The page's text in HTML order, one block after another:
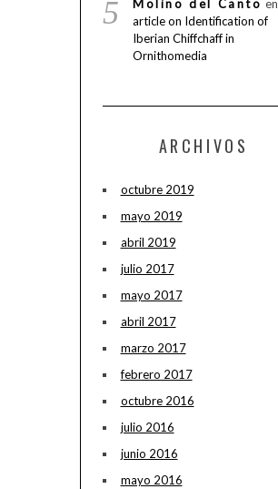
Molino del Canto en
article on Identification of
Iberian Chiffchaff in
Ornithomedia
ARCHIVOS
octubre 2019
mayo 2019
abril 2019
julio 2017
mayo 2017
abril 2017
marzo 2017
febrero 2017
octubre 2016
julio 2016
junio 2016
mayo 2016